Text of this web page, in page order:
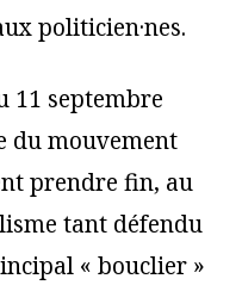
politicien·nes.
11 septembre
du mouvement
prendre fin, au
tant défendu
« bouclier »